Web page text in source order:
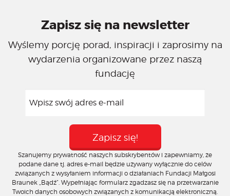
Zapisz się na newsletter
Wyślemy porcję porad, inspiracji i zaprosimy na
wydarzenia organizowane przez naszą
fundację
Szanujemy prywatność naszych subskrybentów i zapewniamy, że
podane dane tj. adres e-mail będzie używany wyłącznie do celów
związanych z wysyłaniem informacji o działaniach Fundacji Małgosi
Braunek „Bądź”. Wypełniając formularz zgadzasz się na przetwarzanie
Twoich danych osobowych związanych z komunikacją elektroniczną.